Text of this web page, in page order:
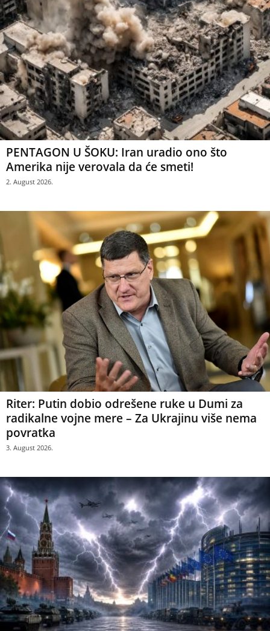
PENTAGON U ŠOKU: Iran uradio ono što
Amerika nije verovala da će smeti!
2. August 2026.
Riter: Putin dobio odrešene ruke u Dumi za
radikalne vojne mere – Za Ukrajinu više nema
povratka
3. August 2026.